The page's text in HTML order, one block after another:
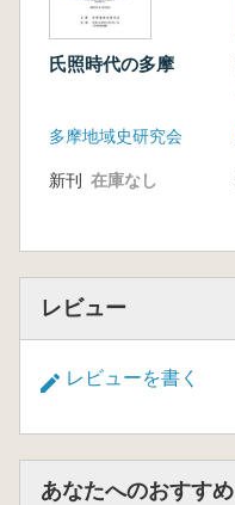
氏照時代の多摩
多摩地域史研究会
新刊 在庫なし
レビュー
レビューを書く
あなたへのおすすめ